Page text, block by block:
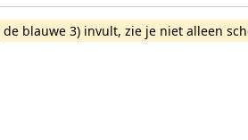
blauwe 3) invult, zie je niet alleen